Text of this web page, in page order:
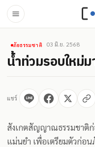
ภัยธรรมชาติ 03 มิ.ย. 2568
น้ำท่วมรอบใหม่
แชร์
สังเกตสัญญาณธรรมชาติ
แม่นยำ เพื่อเตรียมตัวก่อน